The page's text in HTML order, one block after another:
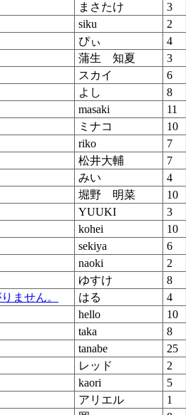
まさたけ 3
siku 2
ぴぃ 4
蒲生 知夏 3
スカイ 6
よし 8
masaki 11
ミナコ 10
riko 7
松井大輔 7
みい 4
堀野 明菜 10
YUUKI 3
kohei 10
sekiya 6
naoki 2
ゆすけ 8
ません。 はる 4
hello 10
taka 8
tanabe 25
レッド 2
kaori 5
アリエル 1